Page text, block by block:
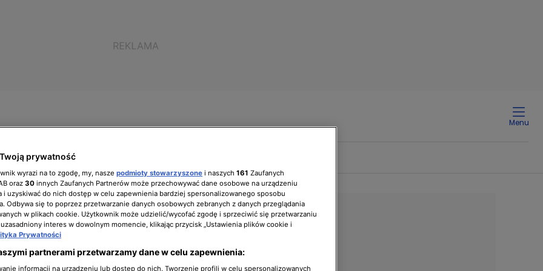
Menu
zarządzającyBiuro prasowe
i tańczył w 4. sezonie
prywatność
wyrazi na to zgodę, my, nasze podmioty stowarzyszone i naszych 161 Zaufanych
oraz 30 innych Zaufanych Partnerów może przechowywać dane osobowe na urządzeniu
i uzyskiwać do nich dostęp w celu zapewnienia bardziej spersonalizowanego sposobu
Odbywa się to poprzez przetwarzanie danych osobowych zebranych z danych przeglądania
w plikach cookie. Użytkownik może udzielić/wycofać zgodę i sprzeciwić się przetwarzaniu
interes w dowolnym momencie, klikając przycisk „Ustawienia plików cookie i
Prywatności
partnerami przetwarzamy dane w celu zapewnienia:
informacji na urządzeniu lub dostęp do nich. Tworzenie profili w celu spersonalizowanych